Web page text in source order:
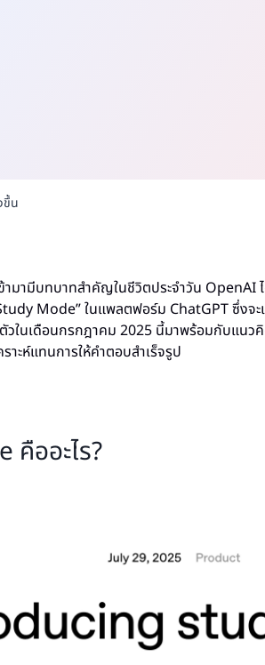
ขึ้น
ามามีบทบาทสำคัญในชีวิตประจำวัน OpenAI
Mode” ในแพลตฟอร์ม ChatGPT ซึ่งจ
วในเดือนกรกฎาคม 2025 นี้มาพร้อมกับแนว
ะห์แทนการให้คำตอบสำเร็จรูป
คืออะไร?